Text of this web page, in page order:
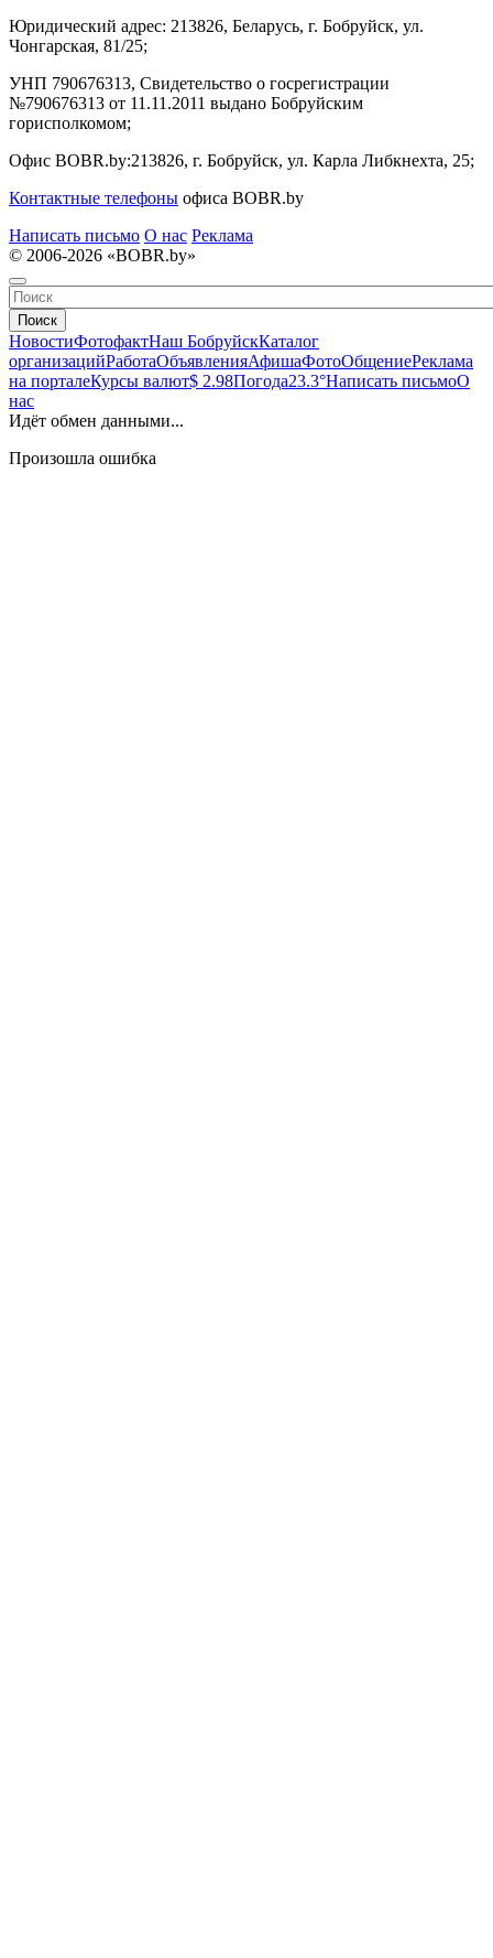
Юридический адрес: 213826, Беларусь, г. Бобруйск, ул.
Чонгарская, 81/25;
УНП 790676313, Свидетельство о госрегистрации
№790676313 от 11.11.2011 выдано Бобруйским
горисполкомом;
Офис BOBR.by:213826, г. Бобруйск, ул. Карла Либкнехта, 25;
Контактные телефоны офиса BOBR.by
Написать письмо О нас Реклама
© 2006-2026 «BOBR.by»
Поиск
НовостиФотофактНаш БобруйскКаталог
организацийРаботаОбъявленияАфишаФотоОбщениеРеклама
на порталеКурсы валют$ 2.98Погода23.3°Написать письмоО
нас
Идёт обмен данными...
Произошла ошибка